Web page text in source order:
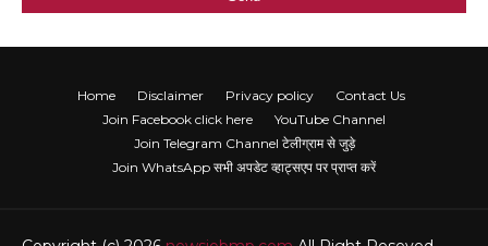
Home Disclaimer Privacy policy
Contact Us
Join Facebook click here
YouTube Channel
Join Telegram Channel टेलीग्राम से जुड़े
Join WhatsApp सभी अपडेट व्हाट्सएप पर प्राप्त करें